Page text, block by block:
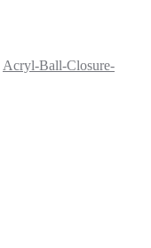
Acryl-Ball-Closure-